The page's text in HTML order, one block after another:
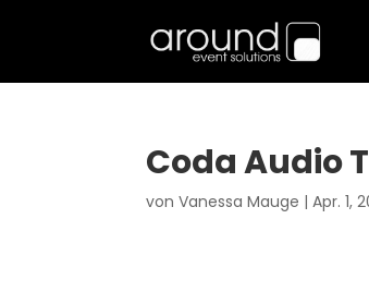
Coda Audio
vonVanessa Mauge |Apr. 1,